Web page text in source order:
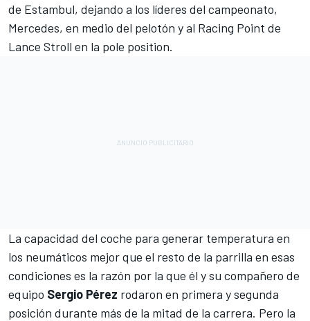
de Estambul, dejando a los líderes del campeonato,
Mercedes, en medio del pelotón y al Racing Point de
Lance Stroll en la pole position.
La capacidad del coche para generar temperatura en
los neumáticos mejor que el resto de la parrilla en esas
condiciones es la razón por la que él y su compañero de
equipo Sergio Pérez rodaron en primera y segunda
posición durante más de la mitad de la carrera. Pero la